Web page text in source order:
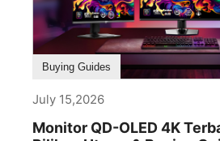
Buying Guides
July 15,2026
Monitor QD-OLED 4K